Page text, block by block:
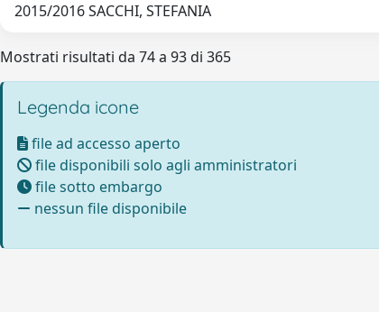
2015/2016 SACCHI, STEFANIA
Mostrati risultati da 74 a 93 di 365
Legenda icone
file ad accesso aperto
file disponibili solo agli amministratori
file sotto embargo
nessun file disponibile